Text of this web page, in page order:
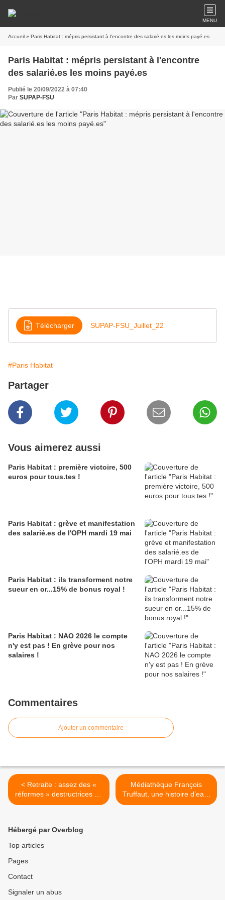
MENU
Accueil » Paris Habitat : mépris persistant à l'encontre des salarié.es les moins payé.es
Paris Habitat : mépris persistant à l'encontre
des salarié.es les moins payé.es
Publié le 20/09/2022 à 07:40
Par SUPAP-FSU
Télécharger SUPAP-FSU_Juillet_22
#Paris Habitat
Partager
Vous aimerez aussi
Paris Habitat : première victoire, 500
euros pour tous.tes !
Paris Habitat : grève et manifestation
des salarié.es de l'OPH mardi 19 mai
Paris Habitat : ils transforment notre
sueur en or...15% de bonus royal !
Paris Habitat : NAO 2026 le compte
n'y est pas ! En grève pour nos
salaires !
Commentaires
Ajouter un commentaire
< Retraite : assez des «
réformes » destructrices de
ce gouvernement !
Médiathèque François
Truffaut, une histoire d’eau,
d’issues de secours et de
Hébergé par Overblog
Top articles
Pages
Contact
Signaler un abus